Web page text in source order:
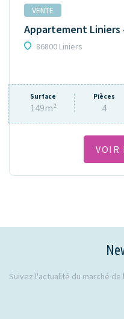
VENTE
Appartement Liniers
86800 Liniers
Surface
149m²
Pièces
4
VOIR
Suivez l'actualité du marché